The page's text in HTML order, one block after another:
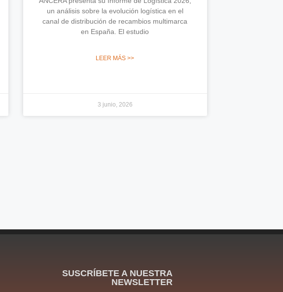
un análisis sobre la evolución logística en el
canal de distribución de recambios multimarca
en España. El estudio
LEER MÁS >>
3 junio, 2026
SUSCRÍBETE A NUESTRA
NEWSLETTER